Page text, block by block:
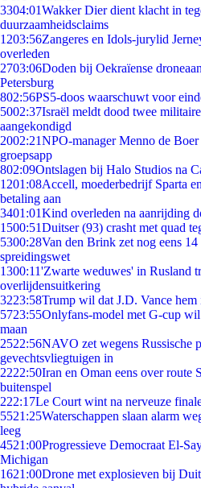
3304:01Wakker Dier dient klacht in
duurzaamheidsclaims
1203:56Zangeres en Idols-jurylid
overleden
2703:06Doden bij Oekraïense
Petersburg
802:56PS5-doos waarschuwt voor
5002:37Israël meldt dood twee
aangekondigd
2002:21NPO-manager Menno de
groepsapp
802:09Ontslagen bij Halo Studios na
1201:08Accell, moederbedrijf Sparta
betaling aan
3401:01Kind overleden na aanrijding
1500:51Duitser (93) crasht met quad
5300:28Van den Brink zet nog eens
spreidingswet
1300:11'Zwarte weduwes' in Rusland
overlijdensuitkering
3223:58Trump wil dat J.D. Vance
5723:55Onlyfans-model met G-cup
maan
2522:56NAVO zet wegens Russische
gevechtsvliegtuigen in
2222:50Iran en Oman eens over route
buitenspel
222:17Le Court wint na nerveuze
5521:25Waterschappen slaan alarm
leeg
4521:00Progressieve Democraat El-
Michigan
1621:00Drone met explosieven bij